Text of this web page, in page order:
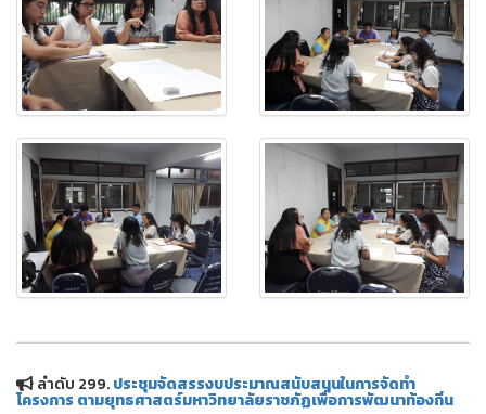
ลำดับ 299.ประชุมจัดสรรงบประมาณสนับสนุนในการจัดทำ
โครงการ ตามยุทธศาสตร์มหาวิทยาลัยราชภัฏเพื่อการพัฒนาท้องถิ่น